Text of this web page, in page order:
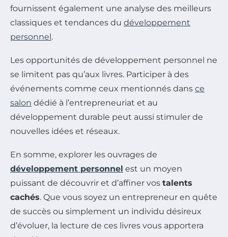
fournissent également une analyse des meilleurs
classiques et tendances du développement
personnel .
Les opportunités de développement personnel ne
se limitent pas qu’aux livres. Participer à des
événements comme ceux mentionnés dans ce
salon dédié à l’entrepreneuriat et au
développement durable peut aussi stimuler de
nouvelles idées et réseaux.
En somme, explorer les ouvrages de
développement personnel est un moyen
puissant de découvrir et d’affiner vos talents
cachés. Que vous soyez un entrepreneur en quête
de succès ou simplement un individu désireux
d’évoluer, la lecture de ces livres vous apportera